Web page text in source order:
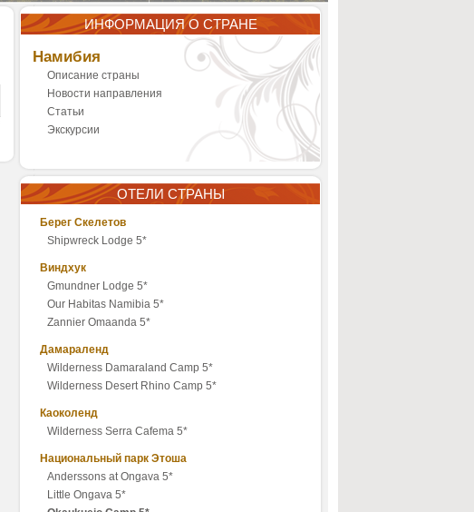
ИНФОРМАЦИЯ О СТРАНЕ
Намибия
Описание страны
Новости направления
Статьи
Экскурсии
ОТЕЛИ СТРАНЫ
Берег Скелетов
Shipwreck Lodge 5*
Виндхук
Gmundner Lodge 5*
Our Habitas Namibia 5*
Zannier Omaanda 5*
Дамараленд
Wilderness Damaraland Camp 5*
Wilderness Desert Rhino Camp 5*
Каоколенд
Wilderness Serra Cafema 5*
Национальный парк Этоша
Anderssons at Ongava 5*
Little Ongava 5*